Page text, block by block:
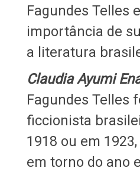
Fagundes Telles
importância de
a literatura
Claudia Ayumi
Fagundes Telles
ficcionista
1918 ou em
em torno do ano